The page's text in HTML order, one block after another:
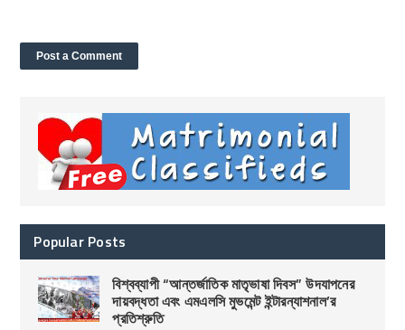
Popular Posts
বিশ্বব্যাপী “আন্তর্জাতিক মাতৃভাষা দিবস” উদযাপনের
দায়বদ্ধতা এবং এমএলসি মুভমেন্ট ইন্টারন্যাশনাল’র
প্রতিশ্রুতি